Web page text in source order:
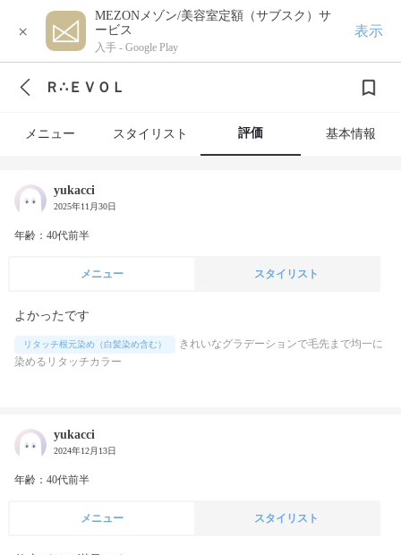
×
MEZONメゾン/美容室定額（サブスク）サ
ービス
入手 - Google Play
表示
Ｒ∴ＥＶＯＬ
メニュー スタイリスト 評価 基本情報
yukacci
2025年11月30日
年齢：40代前半
メニュー スタイリスト
よかったです
リタッチ根元染め（白髪染め含む）
きれいなグラデーションで毛先まで均一に
染めるリタッチカラー
yukacci
2024年12月13日
年齢：40代前半
メニュー スタイリスト